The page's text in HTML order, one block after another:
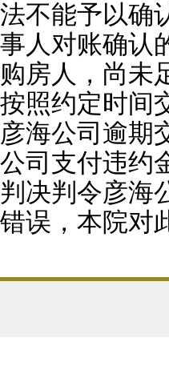
法不能予以确
事人对账确认
购房人，尚未
按照约定时间
彦海公司逾期
公司支付违约
判决判令彦海
错误，本院对